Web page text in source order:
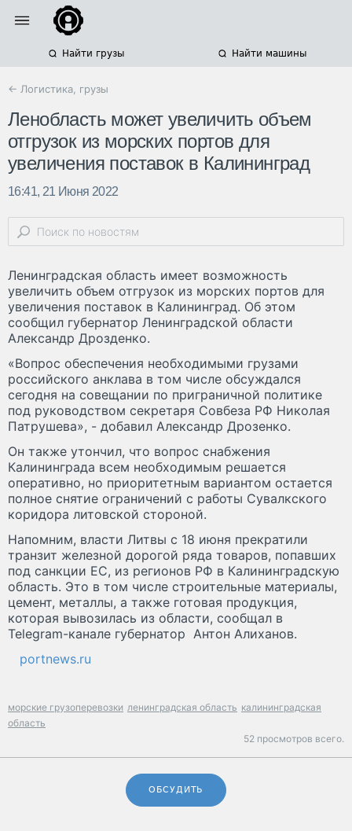
Найти грузы Найти машины
← Логистика, грузы
Ленобласть может увеличить объем
отгрузок из морских портов для
увеличения поставок в Калининград
16:41, 21 Июня 2022
Ленинградская область имеет возможность
увеличить объем отгрузок из морских портов для
увеличения поставок в Калининград. Об этом
сообщил губернатор Ленинградской области
Александр Дрозденко.
«Вопрос обеспечения необходимыми грузами
российского анклава в том числе обсуждался
сегодня на совещании по приграничной политике
под руководством секретаря Совбеза РФ Николая
Патрушева», - добавил Александр Дрозенко.
Он также утончил, что вопрос снабжения
Калининграда всем необходимым решается
оперативно, но приоритетным вариантом остается
полное снятие ограничений с работы Сувалкского
коридора литовской стороной.
Напомним, власти Литвы с 18 июня прекратили
транзит железной дорогой ряда товаров, попавших
под санкции ЕС, из регионов РФ в Калининградскую
область. Это в том числе строительные материалы,
цемент, металлы, а также готовая продукция,
которая вывозилась из области, сообщал в
Telegram-канале губернатор Антон Алиханов.
portnews.ru
морские грузоперевозки ленинградская область калининградская
область
52 просмотров всего.
ОБСУДИТЬ